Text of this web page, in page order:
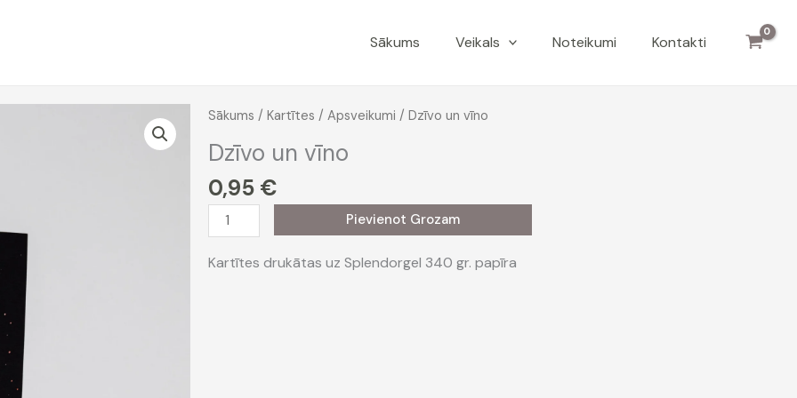
Sākums Veikals Noteikumi Kontakti
Sākums / Kartītes / Apsveikumi / Dzīvo un vīno
Dzīvo un vīno
0,95 €
Dzīvo
un
vīno
Pievienot Grozam
Kartītes drukātas uz Splendorgel 340 gr. papīra